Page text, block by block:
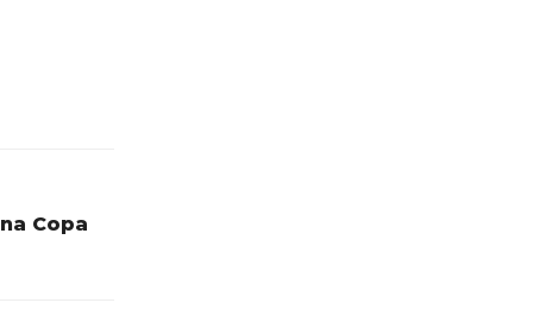
Copa